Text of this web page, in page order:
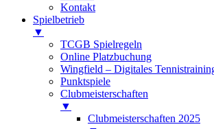
Kontakt
Spielbetrieb
▼
TCGB Spielregeln
Online Platzbuchung
Wingfield – Digitales
Punktspiele
Clubmeisterschaften
▼
Clubmeisterschaften 2025